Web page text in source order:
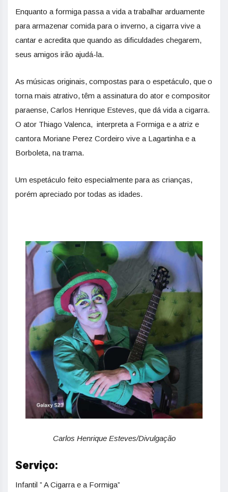
Enquanto a formiga passa a vida a trabalhar arduamente
para armazenar comida para o inverno, a cigarra vive a
cantar e acredita que quando as dificuldades chegarem,
seus amigos irão ajudá-la.
As músicas originais, compostas para o espetáculo, que o
torna mais atrativo, têm a assinatura do ator e compositor
paraense, Carlos Henrique Esteves, que dá vida a cigarra.
O ator Thiago Valenca, interpreta a Formiga e a atriz e
cantora Moriane Perez Cordeiro vive a Lagartinha e a
Borboleta, na trama.
Um espetáculo feito especialmente para as crianças,
porém apreciado por todas as idades.
Carlos Henrique Esteves/Divulgação
Serviço:
Infantil ” A Cigarra e a Formiga”